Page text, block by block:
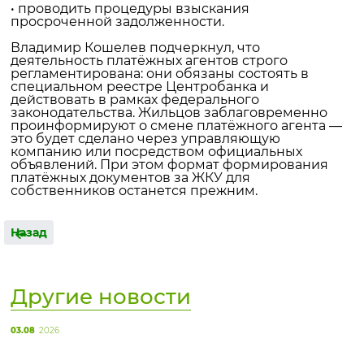
• проводить процедуры взыскания
просроченной задолженности.
Владимир Кошелев подчеркнул, что
деятельность платёжных агентов строго
регламентирована: они обязаны состоять в
специальном реестре Центробанка и
действовать в рамках федерального
законодательства. Жильцов заблаговременно
проинформируют о смене платёжного агента —
это будет сделано через управляющую
компанию или посредством официальных
объявлений. При этом формат формирования
платёжных документов за ЖКУ для
собственников останется прежним.
Назад
Другие новости
03.08 2026